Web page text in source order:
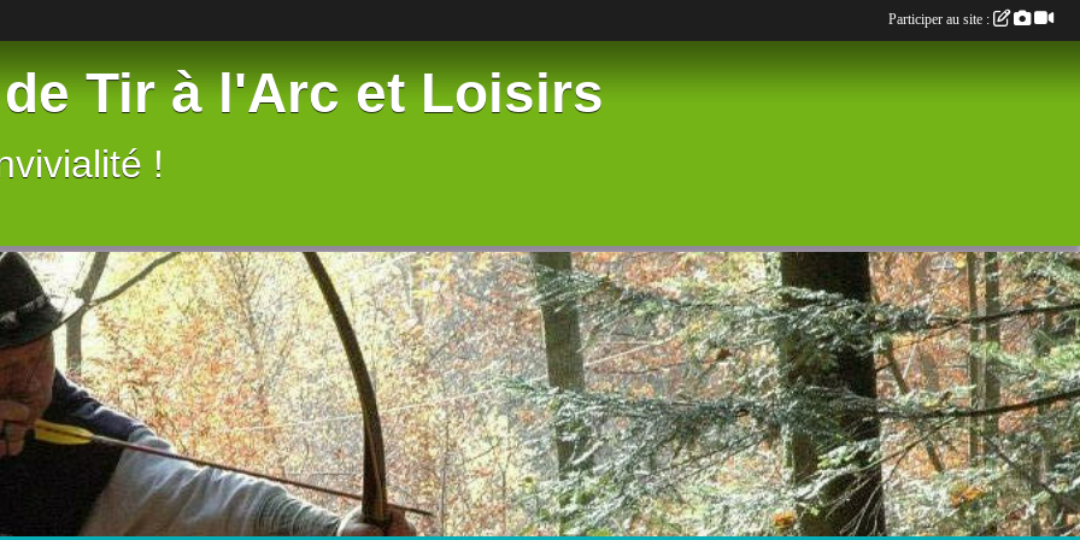
Tir à l'Arc et Loisirs
!
Participer au site :